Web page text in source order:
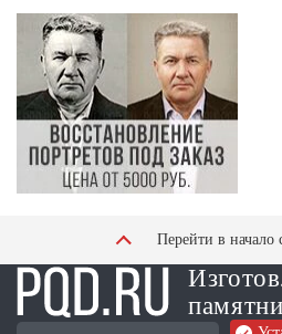
Перейти в начало